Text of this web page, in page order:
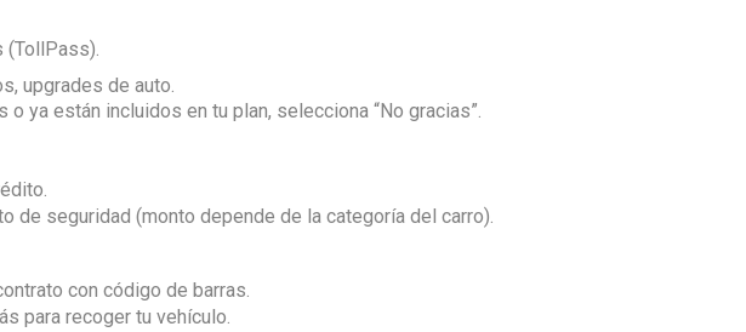
(TollPass).
upgrades de auto.
ya están incluidos en tu plan, selecciona “No gracias”.
de seguridad (monto depende de la categoría del carro).
con código de barras.
para recoger tu vehículo.